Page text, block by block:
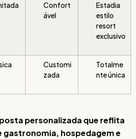
Confort
ável
Estadia
estilo
resort
exclusivo
Customi
zada
Totalme
nte única
personalizada que reflita
gastronomia, hospedagem e